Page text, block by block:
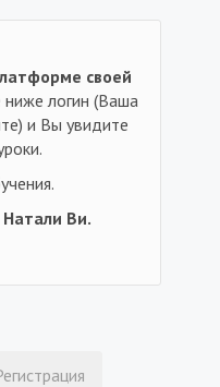
своей
ниже логин (Ваша
и Вы увидите
Ви.